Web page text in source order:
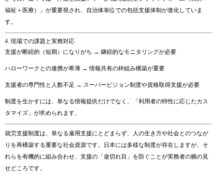
福祉＋ 医療）」 が重要視され、 自治体単位での包括支援体制 が進化していま
す。
4. 現場での課題 と実務対応
支援が断続的（短期） になり がち → 継続的なモニタリングが必要
ハローワーク との連携が希薄 →情報共有の枠組み構築が重要
支援者の専門性と 人数不足 → スーパー ビジョン制度や資格取得支援が必要
制度を生かすには、 単なる情報提供だけでなく、「 利用者の特性に応じたカス
タマイズ」 が求め られます。
就労支援制度は、 単なる雇用支援に とどま らず、 人の生き方や社会とのつなが
り を再構築する重要な社会資源です。 日本には多様な制度が存在し ますが、 そ
れら を有機的に組み合わせ、 支援の「 途切れ目」 を防ぐことが実務者の腕の見
せどころです。